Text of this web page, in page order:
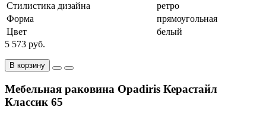
Стилистика дизайна
ретро
Форма
прямоугольная
Цвет
белый
5 573 руб.
В корзину
Мебельная раковина Opadiris Керастайл
Классик 65